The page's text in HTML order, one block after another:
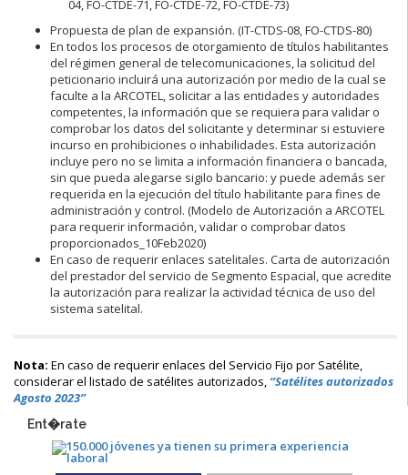
04, FO-CTDE-71, FO-CTDE-72, FO-CTDE-73)
Propuesta de plan de expansión. (IT-CTDS-08, FO-CTDS-80)
En todos los procesos de otorgamiento de títulos habilitantes
del régimen general de telecomunicaciones, la solicitud del
peticionario incluirá una autorización por medio de la cual se
faculte a la ARCOTEL, solicitar a las entidades y autoridades
competentes, la información que se requiera para validar o
comprobar los datos del solicitante y determinar si estuviere
incurso en prohibiciones o inhabilidades. Esta autorización
incluye pero no se limita a información financiera o bancada,
sin que pueda alegarse sigilo bancario: y puede además ser
requerida en la ejecución del título habilitante para fines de
administración y control. (Modelo de Autorización a ARCOTEL
para requerir información, validar o comprobar datos
proporcionados_10Feb2020)
En caso de requerir enlaces satelitales. Carta de autorización
del prestador del servicio de Segmento Espacial, que acredite
la autorización para realizar la actividad técnica de uso del
sistema satelital.
Nota: En caso de requerir enlaces del Servicio Fijo por Satélite,
considerar el listado de satélites autorizados, “Satélites autorizados
Agosto 2023”
Ent�rate